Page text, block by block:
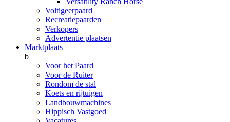
Voltigeerpaard
Recreatiepaarden
Verkopers
Advertentie plaatsen
Marktplaats
b
Voor het Paard
Voor de Ruiter
Rondom de stal
Koets en rijtuigen
Landbouwmachines
Hippisch Vastgoed